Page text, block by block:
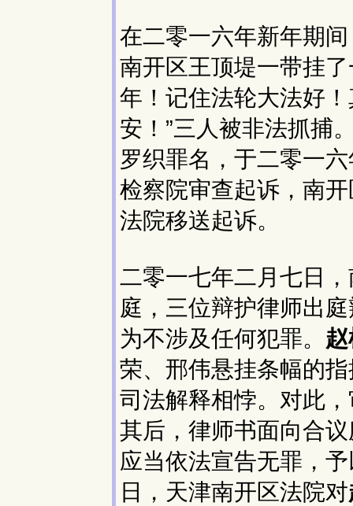
在二零一六年新年期
南开区王顶堤一带挂
年！记住法轮大法好
安！”三人被非法抓捕
罗织罪名，于二零一
检察院审查起诉，南
法院移送起诉。
二零一七年二月七日
庭，三位辩护律师出
为不涉及任何犯罪。
荣、邢伟悬挂条幅的
司法解释相悖。对此
其后，律师书面向合
应当依法宣告无罪，
日，天津南开区法院对